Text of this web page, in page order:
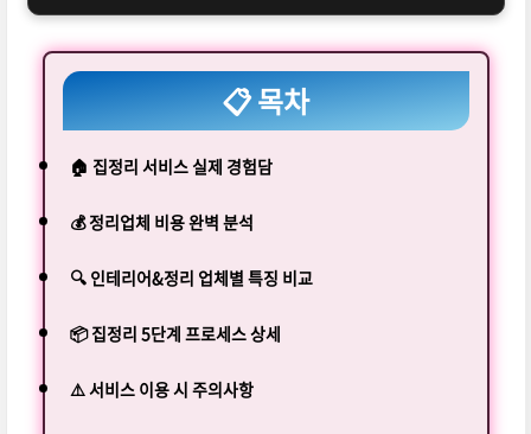
📋 목차
🏠 집정리 서비스 실제 경험담
💰 정리업체 비용 완벽 분석
🔍 인테리어&정리 업체별 특징 비교
📦 집정리 5단계 프로세스 상세
⚠️ 서비스 이용 시 주의사항